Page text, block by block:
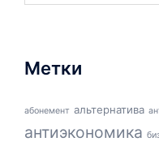
Метки
абонемент альтернатива
антиэкономика